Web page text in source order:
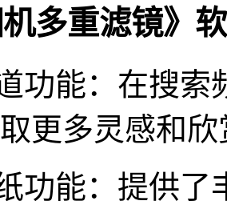
机多重滤镜》
功能：在搜
更多灵感和
功能：提供